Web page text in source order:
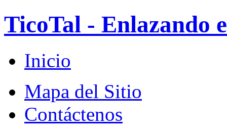
TicoTal - Enlazando
Inicio
Mapa del Sitio
Contáctenos